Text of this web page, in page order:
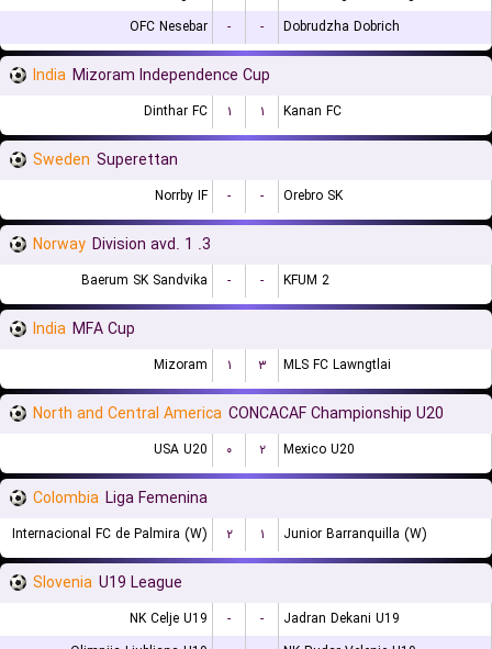
OFC Nesebar
- - Dobrudzha Dobrich
India Mizoram Independence Cup
Dinthar FC ۱ ۱ Kanan FC
Sweden Superettan
Norrby IF - - Orebro SK
Norway 3. Division avd. 1
Baerum SK Sandvika - - KFUM 2
India MFA Cup
Mizoram ۱ ۳ MLS FC Lawngtlai
North and Central America CONCACAF Championship U20
USA U20 ۰ ۲ Mexico U20
Colombia Liga Femenina
Internacional FC de Palmira (W) ۲ ۱ Junior Barranquilla (W)
Slovenia U19 League
NK Celje U19 - -
Jadran Dekani U19